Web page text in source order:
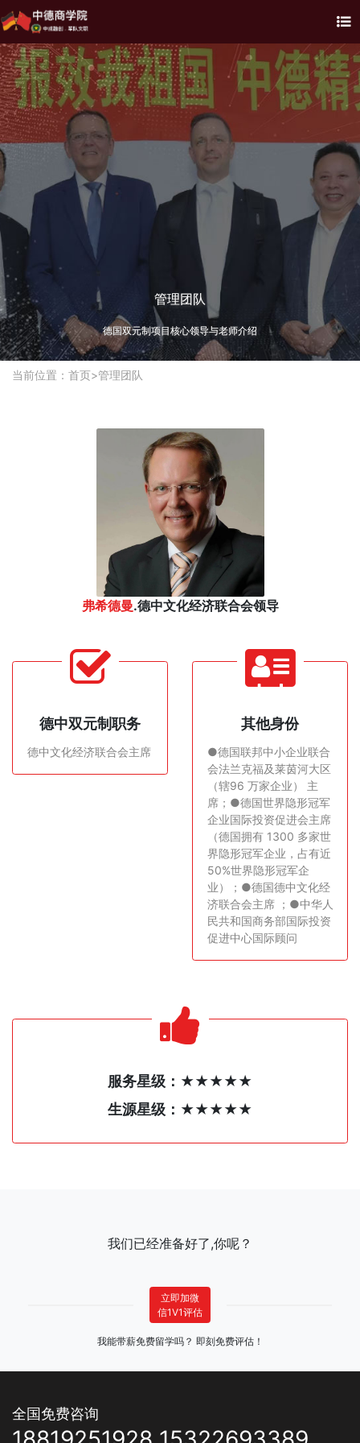
管理团队
德国双元制项目核心领导与老师介绍
当前位置： 首页>管理团队
弗希德曼.德中文化经济联合会领导
德中双元制职务
德中文化经济联合会主席
其他身份
●德国联邦中小企业联合
会法兰克福及莱茵河大区
（辖96 万家企业） 主
席；●德国世界隐形冠军
企业国际投资促进会主席
（德国拥有 1300 多家世
界隐形冠军企业，占有近
50%世界隐形冠军企
业）；●德国德中文化经
济联合会主席 ；●中华人
民共和国商务部国际投资
促进中心国际顾问
服务星级：★★★★★
生源星级：★★★★★
我们已经准备好了,你呢？
立即加微
信1V1评估
我能带薪免费留学吗？ 即刻免费评估！
全国免费咨询